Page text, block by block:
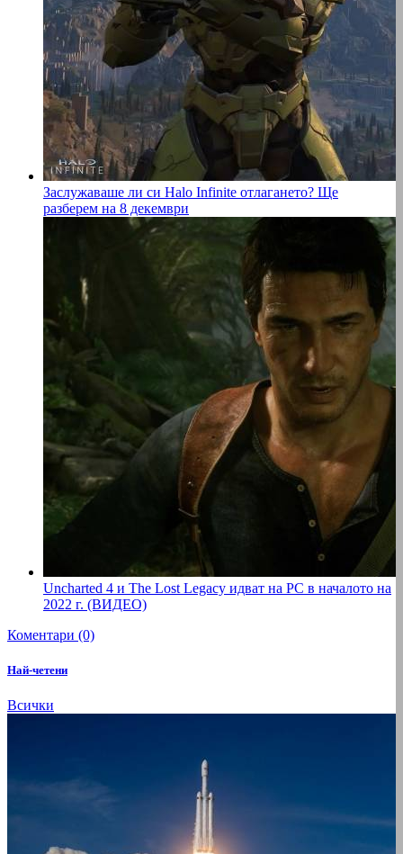
Заслужаваше ли си Halo Infinite отлагането? Ще
разберем на 8 декември
Uncharted 4 и The Lost Legacy идват на PC в началото на
2022 г. (ВИДЕО)
Коментари (0)
Най-четени
Всички